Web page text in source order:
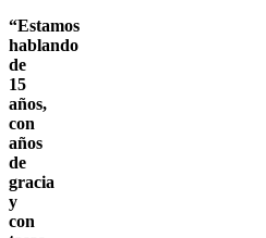
“Estamos
hablando
de
15
años,
con
años
de
gracia
y
con